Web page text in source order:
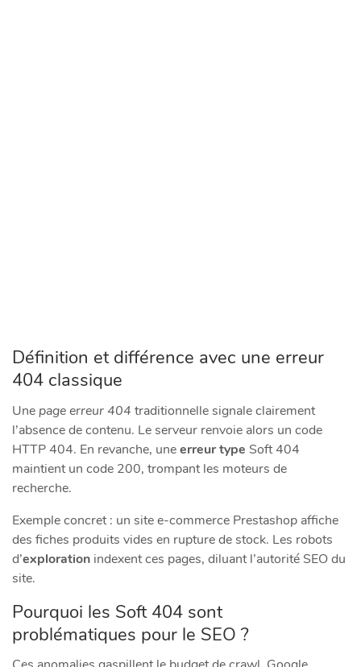
Définition et différence avec une erreur
404 classique
Unepage erreur 404 traditionnelle signale clairement
l’absence de contenu. Le serveur renvoie alors un code
HTTP 404. En revanche, uneerreur type Soft 404
maintient un code 200, trompant les moteurs de
recherche.
Exemple concret : un site e-commerce Prestashop affiche
des fiches produits vides en rupture de stock. Les robots
d’exploration indexent ces pages, diluant l’autorité SEO du
site.
Pourquoi les Soft 404 sont
problématiques pour le SEO ?